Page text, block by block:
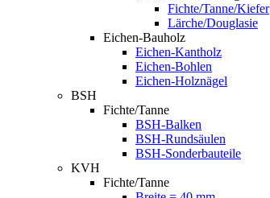
Fichte/Tanne/Kiefer
Lärche/Douglasie
Eichen-Bauholz
Eichen-Kantholz
Eichen-Bohlen
Eichen-Holznägel
BSH
Fichte/Tanne
BSH-Balken
BSH-Rundsäulen
BSH-Sonderbauteile
KVH
Fichte/Tanne